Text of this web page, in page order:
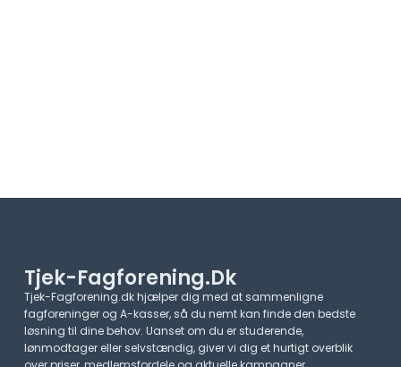
Tjek-Fagforening.dk
Tjek-Fagforening.dk hjælper dig med at sammenligne
fagforeninger og A-kasser, så du nemt kan finde den bedste
løsning til dine behov. Uanset om du er studerende,
lønmodtager eller selvstændig, giver vi dig et hurtigt overblik